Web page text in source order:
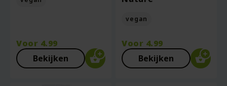
Voor 4.99
Bekijken
vegan
Voor 4.99
Bekijken